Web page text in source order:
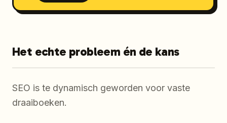
Het echte probleem én de kans
SEO is te dynamisch geworden voor vaste
draaiboeken.